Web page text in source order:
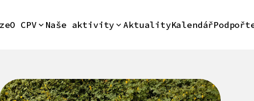
O CPV Naše aktivity AktualityKalendář